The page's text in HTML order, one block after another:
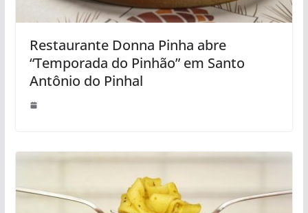
Restaurante Donna Pinha abre
“Temporada do Pinhão” em Santo
Antônio do Pinhal